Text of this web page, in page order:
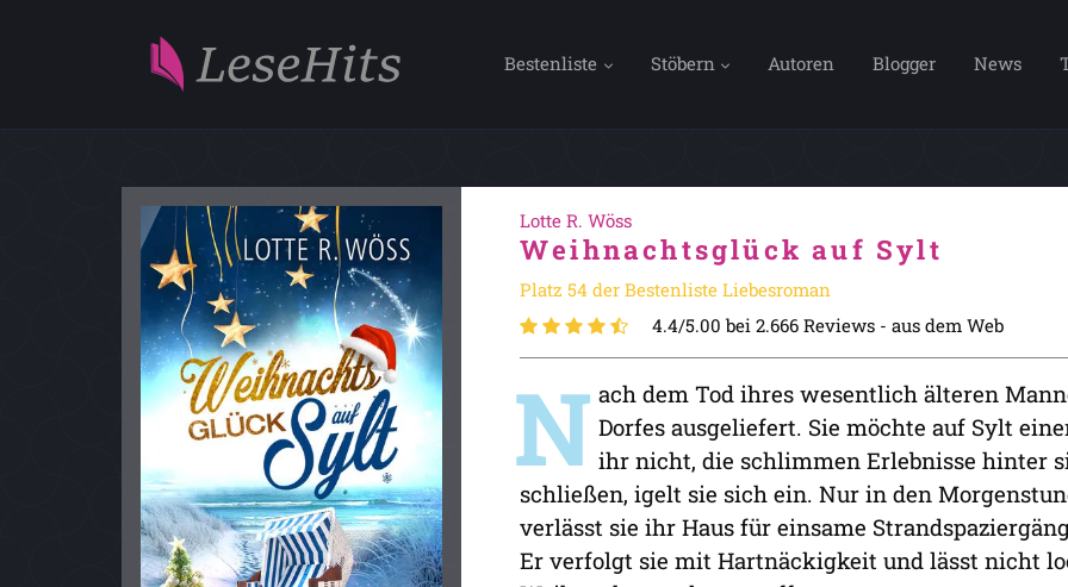
Bestenliste Stöbern Autoren Blogger News
Lotte R. Wöss
Weihnachtsglück auf Sylt
Platz 54 der Bestenliste Liebesroman
4.4/5.00 bei 2.666 Reviews - aus dem Web
N ach dem Tod ihres wesentlich älteren
Dorfes ausgeliefert. Sie möchte auf Sylt
ihr nicht, die schlimmen Erlebnisse hinter
schließen, igelt sie sich ein. Nur in den
verlässt sie ihr Haus für einsame
Er verfolgt sie mit Hartnäckigkeit und lässt nicht